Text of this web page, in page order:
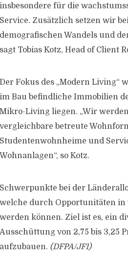
insbesondere für die
Service. Zusätzlich setzen wir
demografischen Wandels und
sagt Tobias Kotz, Head of Client
Der Fokus des „Modern Living“
im Bau befindliche Immobilien
Mikro-Living liegen. „Wir
vergleichbare betreute
Studentenwohnheime und
Wohnanlagen“, so Kotz.
Schwerpunkte bei der
welche durch Opportunitäten
werden können. Ziel ist es, ein
Ausschüttung von 2,75 bis 3,25
aufzubauen. (DFPA/JF1)